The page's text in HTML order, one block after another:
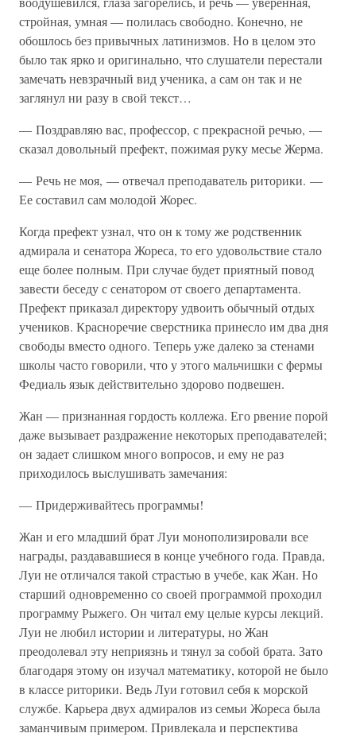
стройная, умная — полилась свободно. Конечно, не
обошлось без привычных латинизмов. Но в целом это
было так ярко и оригинально, что слушатели перестали
замечать невзрачный вид ученика, а сам он так и не
заглянул ни разу в свой текст…
— Поздравляю вас, профессор, с прекрасной речью, —
сказал довольный префект, пожимая руку месье Жерма.
— Речь не моя, — отвечал преподаватель риторики. —
Ее составил сам молодой Жорес.
Когда префект узнал, что он к тому же родственник
адмирала и сенатора Жореса, то его удовольствие стало
еще более полным. При случае будет приятный повод
завести беседу с сенатором от своего департамента.
Префект приказал директору удвоить обычный отдых
учеников. Красноречие сверстника принесло им два дня
свободы вместо одного. Теперь уже далеко за стенами
школы часто говорили, что у этого мальчишки с фермы
Федиаль язык действительно здорово подвешен.
Жан — признанная гордость коллежа. Его рвение порой
даже вызывает раздражение некоторых преподавателей;
он задает слишком много вопросов, и ему не раз
приходилось выслушивать замечания:
— Придерживайтесь программы!
Жан и его младший брат Луи монополизировали все
награды, раздававшиеся в конце учебного года. Правда,
Луи не отличался такой страстью в учебе, как Жан. Но
старший одновременно со своей программой проходил
программу Рыжего. Он читал ему целые курсы лекций.
Луи не любил истории и литературы, но Жан
преодолевал эту неприязнь и тянул за собой брата. Зато
благодаря этому он изучал математику, которой не было
в классе риторики. Ведь Луи готовил себя к морской
службе. Карьера двух адмиралов из семьи Жореса была
заманчивым примером. Привлекала и перспектива